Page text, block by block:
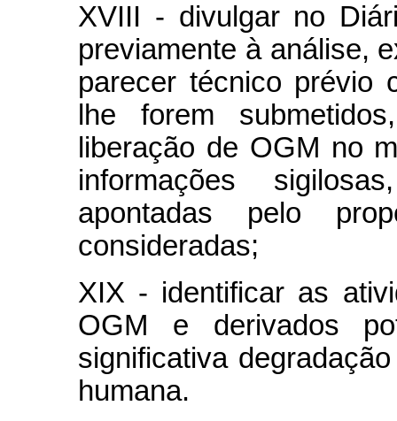
XVIII - divulgar no
previamente à análise,
parecer técnico prévio
lhe forem
liberação de OGM no
informações
apontadas pelo
consideradas;
XIX - identificar as
OGM e derivados
significativa
humana.